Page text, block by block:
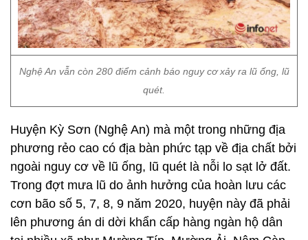
Nghệ An vẫn còn 280 điểm cảnh báo nguy cơ xảy ra lũ ống, lũ
quét.
Huyện Kỳ Sơn (Nghệ An) mà một trong những địa
phương rẻo cao có địa bàn phức tạp về địa chất bởi
ngoài nguy cơ về lũ ống, lũ quét là nỗi lo sạt lở đất.
Trong đợt mưa lũ do ảnh hưởng của hoàn lưu các
cơn bão số 5, 7, 8, 9 năm 2020, huyện này đã phải
lên phương án di dời khẩn cấp hàng ngàn hộ dân